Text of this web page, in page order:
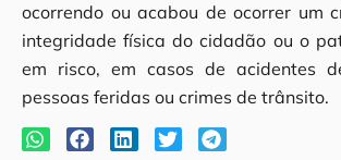
ocorrendo ou acabou de ocorrer um
integridade física do cidadão ou o
em risco, em casos de acidentes
pessoas feridas ou crimes de trânsito.